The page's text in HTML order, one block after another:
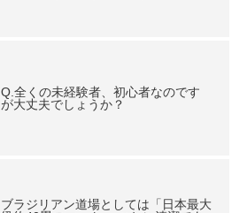
Q.全くの未経験者、初心者なのです
が大丈夫でしょうか？
ブラジリアン道場としては「日本最大